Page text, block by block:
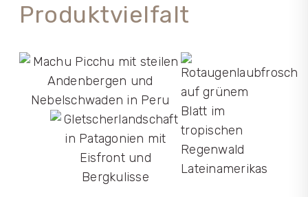
Produktvielfalt